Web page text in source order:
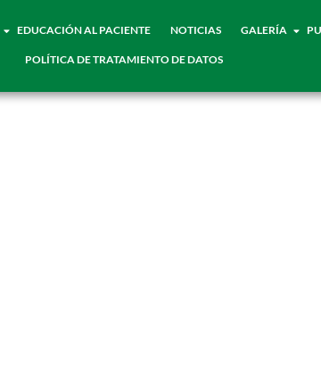
EDUCACIÓN AL PACIENTE NOTICIAS GALERÍA
POLÍTICA DE TRATAMIENTO DE DATOS